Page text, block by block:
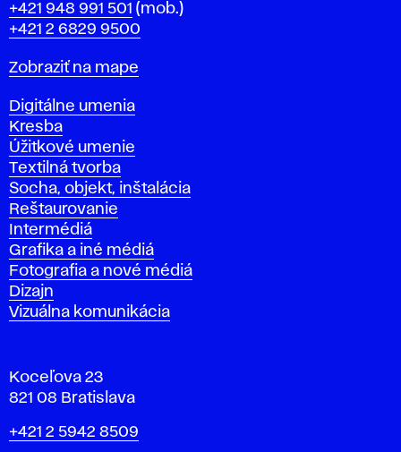
Telefón
+421 948 991 501 (mob.)
+421 2 6829 9500
Mapa
Zobraziť na mape
Katedry
Digitálne umenia
Kresba
Úžitkové umenie
Textilná tvorba
Socha, objekt, inštalácia
Reštaurovanie
Intermédiá
Grafika a iné médiá
Fotografia a nové médiá
Dizajn
Vizuálna komunikácia
Koceľova 23
821 08 Bratislava
Telefón
+421 2 5942 8509